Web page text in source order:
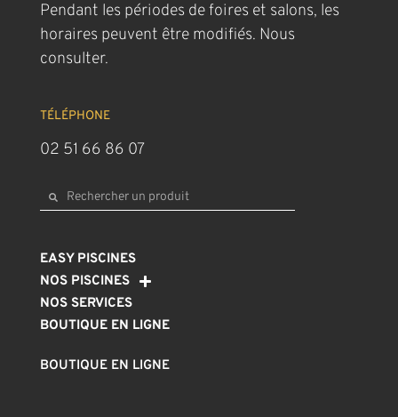
Pendant les périodes de foires et salons, les
horaires peuvent être modifiés. Nous
consulter.
TÉLÉPHONE
02 51 66 86 07
EASY PISCINES
NOS PISCINES
NOS SERVICES
BOUTIQUE EN LIGNE
BOUTIQUE EN LIGNE